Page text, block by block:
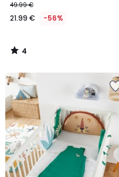
49.99 €
21.99 € -56%
4
/